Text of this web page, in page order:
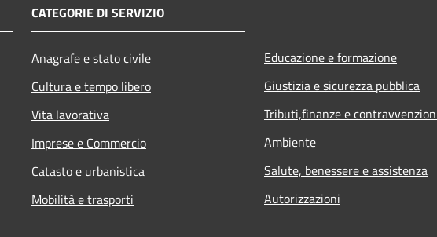
CATEGORIE DI SERVIZIO
Anagrafe e stato civile
Cultura e tempo libero
Vita lavorativa
Imprese e Commercio
Catasto e urbanistica
Mobilità e trasporti
Educazione e formazione
Giustizia e sicurezza pubblica
Tributi,finanze e
Ambiente
Salute, benessere e assistenza
Autorizzazioni